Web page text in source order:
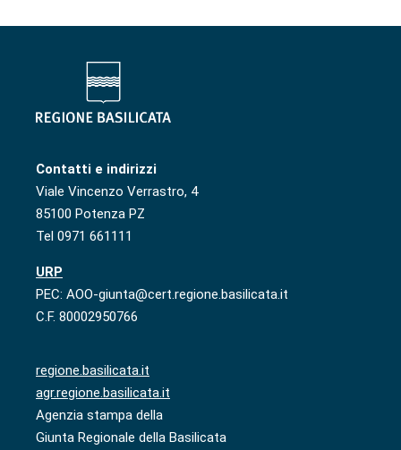
Contatti e indirizzi
Viale Vincenzo Verrastro, 4
85100 Potenza PZ
Tel 0971 661111
URP
PEC: AOO-giunta@cert.regione.basilicata.it
C.F. 80002950766
regione.basilicata.it
agr.regione.basilicata.it
Agenzia stampa della
Giunta Regionale della Basilicata